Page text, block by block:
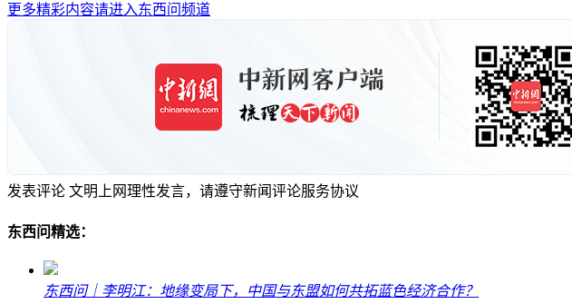
更多精彩内容请进入东西问频道
发表评论 文明上网理性发言，请遵守新闻评论服务协议
东西问精选：
东西问｜李明江：地缘变局下，中国与东盟如何共拓蓝色经济合作？